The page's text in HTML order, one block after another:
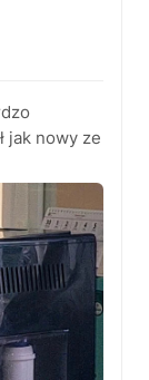
jak nowy ze